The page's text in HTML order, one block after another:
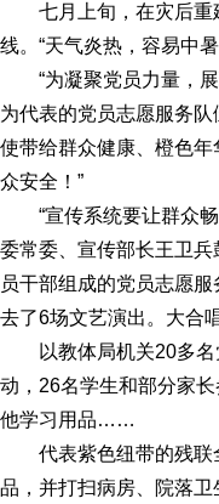
七月上旬，在灾后
线。“天气炎热，容易中
“为凝聚党员力量，
为代表的党员志愿服务
使带给群众健康、橙色
众安全！”
“宣传系统要让群众
委常委、宣传部长王卫
员干部组成的党员志愿
去了6场文艺演出。大合
以教体局机关20多
动，26名学生和部分家
他学习用品……
代表紫色纽带的残
品，并打扫病房、院落